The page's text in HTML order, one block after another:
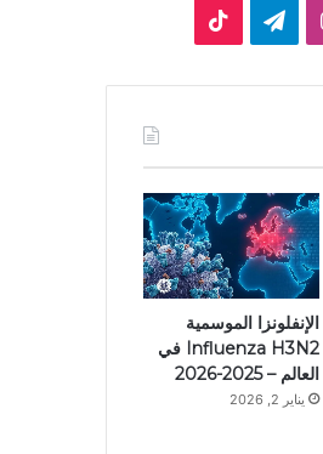
ا
ت
ق
ر
ا
م
ق
ر
ا
م
k
T
o
الإنفلونزا الموسمية
Influenza H3N2 في
العالم – 2025-2026
يناير 2, 2026